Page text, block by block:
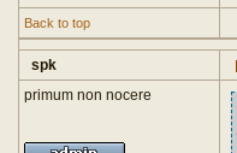
Back to top
spk
primum non nocere